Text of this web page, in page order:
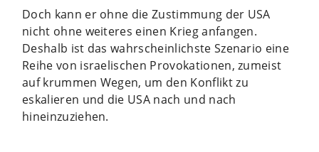
Doch kann er ohne die Zustimmung der USA
nicht ohne weiteres einen Krieg anfangen.
Deshalb ist das wahrscheinlichste Szenario eine
Reihe von israelischen Provokationen, zumeist
auf krummen Wegen, um den Konflikt zu
eskalieren und die USA nach und nach
hineinzuziehen.